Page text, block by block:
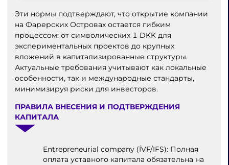
Эти нормы подтверждают, что открытие компании
на Фарерских Островах остается гибким
процессом: от символических 1 DKK для
экспериментальных проектов до крупных
вложений в капитализированные структуры.
Актуальные требования учитывают как локальные
особенности, так и международные стандарты,
минимизируя риски для инвесторов.
ПРАВИЛА ВНЕСЕНИЯ И ПОДТВЕРЖДЕНИЯ
КАПИТАЛА
Entrepreneurial company (ÍVF/IFS): Полная
оплата уставного капитала обязательна на